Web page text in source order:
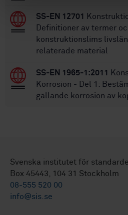
SS-EN 12701
Definitioner av termer
konstruktionslims
relaterade material
SS-EN 1965-1:2011
Korrosion - Del 1:
gällande korrosion av
Svenska institutet för
Box 45443, 104 31 Stockholm
08-555 520 00
info@sis.se